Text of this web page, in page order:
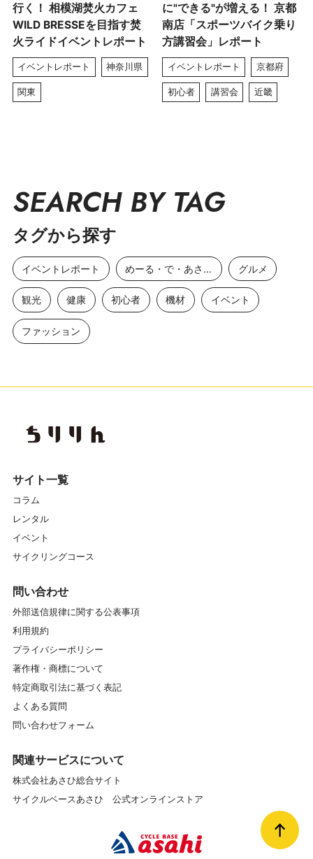
行く！ 相模湖焚火カフェ
WILD BRESSEを目指す焚
火ライドイベントレポート
イベントレポート 神奈川県
関東
に"できる"が増える！ 京都
南店「スポーツバイク乗り
方講習会」レポート
イベントレポート 京都府
初心者 講習会 近畿
SEARCH BY TAG
タグから探す
イベントレポート めーる・で・あさひ グルメ
観光 健康 初心者 機材 イベント
ファッション
サイト一覧
コラム
レンタル
イベント
サイクリングコース
問い合わせ
外部送信規律に関する公表事項
利用規約
プライバシーポリシー
著作権・商標について
特定商取引法に基づく表記
よくある質問
問い合わせフォーム
関連サービスについて
株式会社あさひ総合サイト
サイクルベースあさひ 公式オンラインストア